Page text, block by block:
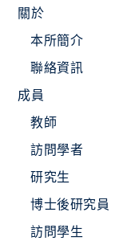
關於
本所簡介
聯絡資訊
成員
教師
訪問學者
研究生
博士後研究員
訪問學生